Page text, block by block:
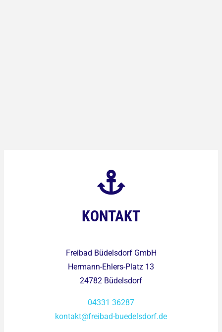
KONTAKT
Freibad Büdelsdorf GmbH
Hermann-Ehlers-Platz 13
24782 Büdelsdorf
04331 36287
kontakt@freibad-buedelsdorf.de